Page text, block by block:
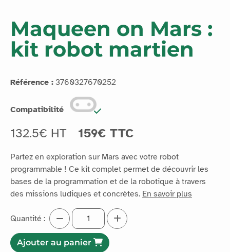
Maqueen on Mars :
kit robot martien
Référence : 3760327670252
Compatibilité
132.5€ HT 159€ TTC
Partez en exploration sur Mars avec votre robot
programmable ! Ce kit complet permet de découvrir les
bases de la programmation et de la robotique à travers
des missions ludiques et concrètes. En savoir plus
Quantité :
Ajouter au panier